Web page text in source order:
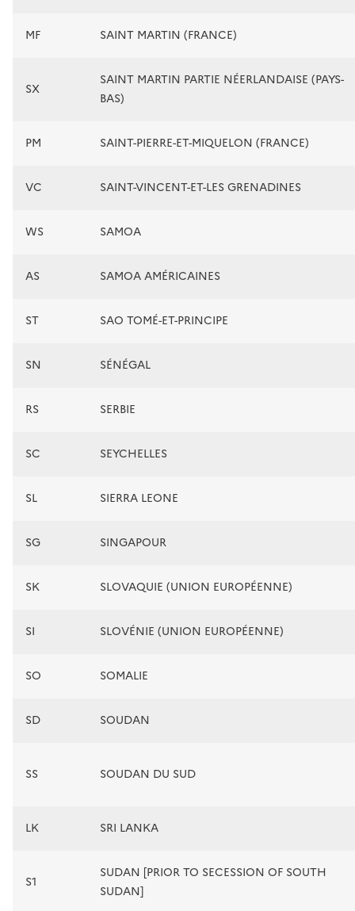
MF SAINT MARTIN (FRANCE)
SX
SAINT MARTIN PARTIE NÉERLANDAISE (PAYS-
BAS)
PM SAINT-PIERRE-ET-MIQUELON (FRANCE)
VC SAINT-VINCENT-ET-LES GRENADINES
WS SAMOA
AS SAMOA AMÉRICAINES
ST SAO TOMÉ-ET-PRINCIPE
SN SÉNÉGAL
RS SERBIE
SC SEYCHELLES
SL SIERRA LEONE
SG SINGAPOUR
SK SLOVAQUIE (UNION EUROPÉENNE)
SI SLOVÉNIE (UNION EUROPÉENNE)
SO SOMALIE
SD SOUDAN
SS SOUDAN DU SUD
LK SRI LANKA
S1
SUDAN [PRIOR TO SECESSION OF SOUTH
SUDAN]